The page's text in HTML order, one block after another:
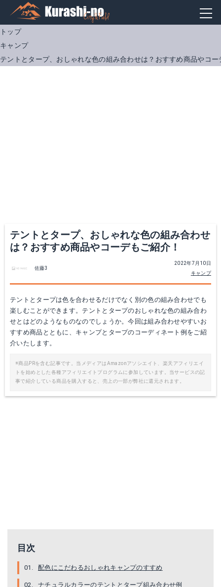
トップ
キャンプ
テントとタープ、おしゃれな色の組み合わせは？おすすめ商品やコー
テントとタープ、おしゃれな色の組み合わせ
は？おすすめ商品やコーデもご紹介！
2022年7月10日
キャンプ
佐藤3
テントとタープは色を合わせるだけでなく別の色の組み合わせでも
楽しむことができます。テントとタープのおしゃれな色の組み合わ
せとはどのようなものなのでしょうか。今回は組み合わせやすいお
すすめ商品とともに、キャンプとタープのコーディネート例をご紹
介いたします。
※商品PRを含む記事です。当メディアはAmazonアソシエイト、楽天アフィリエイ
トを始めとした各種アフィリエイトプログラムに参加しています。当サービスの記
事で紹介している商品を購入すると、売上の一部が弊社に還元されます。
目次
配色にこだわるおしゃれキャンプのすすめ
ナチュラルカラーのテントとタープ組み合わせ例
Yahoo!ショッピングで見る Yahoo!ショッピングで見る
Amazonで詳細を見る
楽天で詳細を見る
Amazonで詳細を見る
Yahoo!ショッピングで見る
ヴァンライフサプライ タープ
楽天で詳細を見る Amazonで詳細を見る